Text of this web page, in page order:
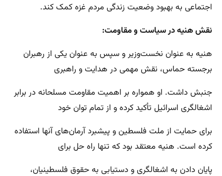
اجتماعی به بهبود وضعیت زندگی مردم غزه کمک کند.
نقش هنیه در سیاست و مقاومت:
هنیه به عنوان نخست‌وزیر و سپس به عنوان یکی از رهبران
برجسته حماس، نقش مهمی در هدایت و راهبری
جنبش داشت. او همواره بر اهمیت مقاومت مسلحانه در برابر
اشغالگری اسرائیل تأکید کرده و از تمام توان خود
برای حمایت از ملت فلسطین و پیشبرد آرمان‌های آنها استفاده
کرده است. هنیه معتقد بود که تنها راه حل برای
پایان دادن به اشغالگری و دستیابی به حقوق فلسطینیان،